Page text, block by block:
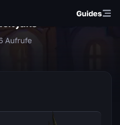
Guides
Aufrufe